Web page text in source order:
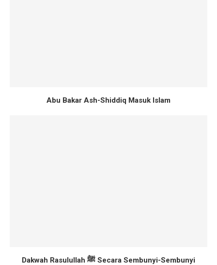
Abu Bakar Ash-Shiddiq Masuk Islam
Dakwah Rasulullah ﷺ Secara Sembunyi-Sembunyi